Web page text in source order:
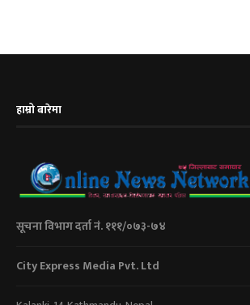
हाम्रो बारेमा
सूचना विभाग दर्ता नं. १११/०७३-७४
City Express Media Pvt. Ltd